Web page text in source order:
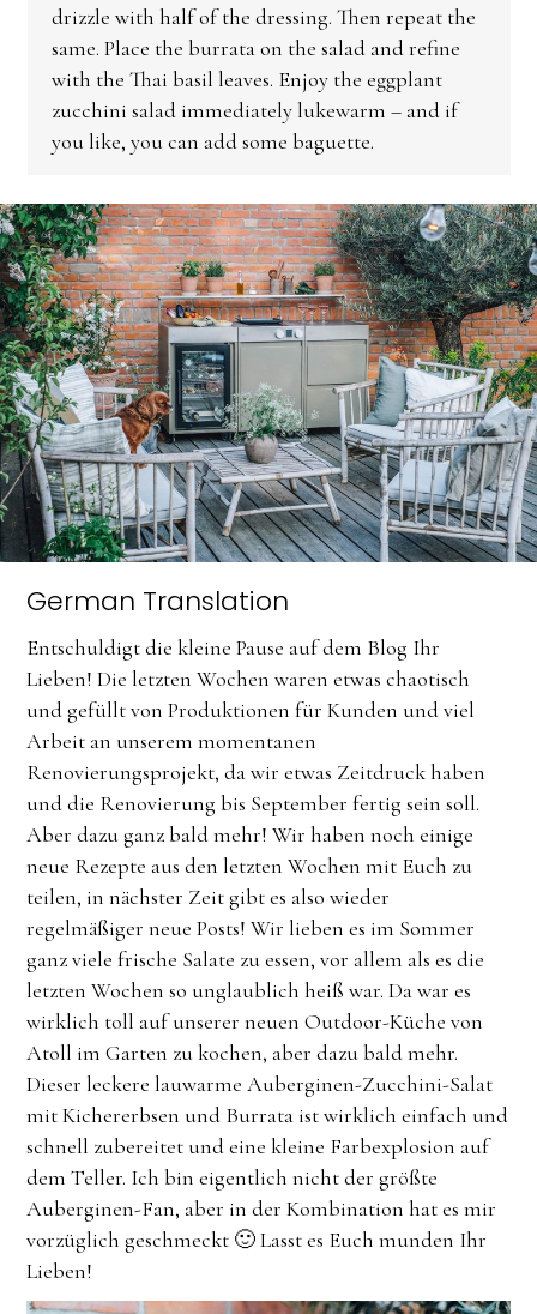
drizzle with half of the dressing. Then repeat the
same. Place the burrata on the salad and refine
with the Thai basil leaves. Enjoy the eggplant
zucchini salad immediately lukewarm – and if
you like, you can add some baguette.
German Translation
Entschuldigt die kleine Pause auf dem Blog Ihr
Lieben! Die letzten Wochen waren etwas chaotisch
und gefüllt von Produktionen für Kunden und viel
Arbeit an unserem momentanen
Renovierungsprojekt, da wir etwas Zeitdruck haben
und die Renovierung bis September fertig sein soll.
Aber dazu ganz bald mehr! Wir haben noch einige
neue Rezepte aus den letzten Wochen mit Euch zu
teilen, in nächster Zeit gibt es also wieder
regelmäßiger neue Posts! Wir lieben es im Sommer
ganz viele frische Salate zu essen, vor allem als es die
letzten Wochen so unglaublich heiß war. Da war es
wirklich toll auf unserer neuen Outdoor-Küche von
Atoll im Garten zu kochen, aber dazu bald mehr.
Dieser leckere lauwarme Auberginen-Zucchini-Salat
mit Kichererbsen und Burrata ist wirklich einfach und
schnell zubereitet und eine kleine Farbexplosion auf
dem Teller. Ich bin eigentlich nicht der größte
Auberginen-Fan, aber in der Kombination hat es mir
vorzüglich geschmeckt 🙂 Lasst es Euch munden Ihr
Lieben!